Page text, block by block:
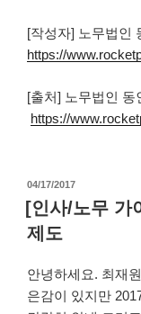
[작성자] 노무법인
https://
[출처] 노무법인 동
https://
작
성
일
자
04/17/2017
[인사/노무 가
제도
안녕하세요. 최재
은감이 있지만